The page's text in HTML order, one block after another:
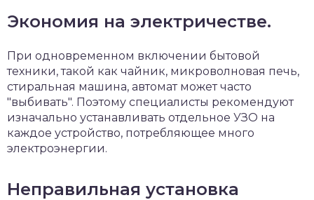
Экономия на электричестве.
При одновременном включении бытовой
техники, такой как чайник, микроволновая печь,
стиральная машина, автомат может часто
"выбивать". Поэтому специалисты рекомендуют
изначально устанавливать отдельное УЗО на
каждое устройство, потребляющее много
электроэнергии.
Неправильная установка